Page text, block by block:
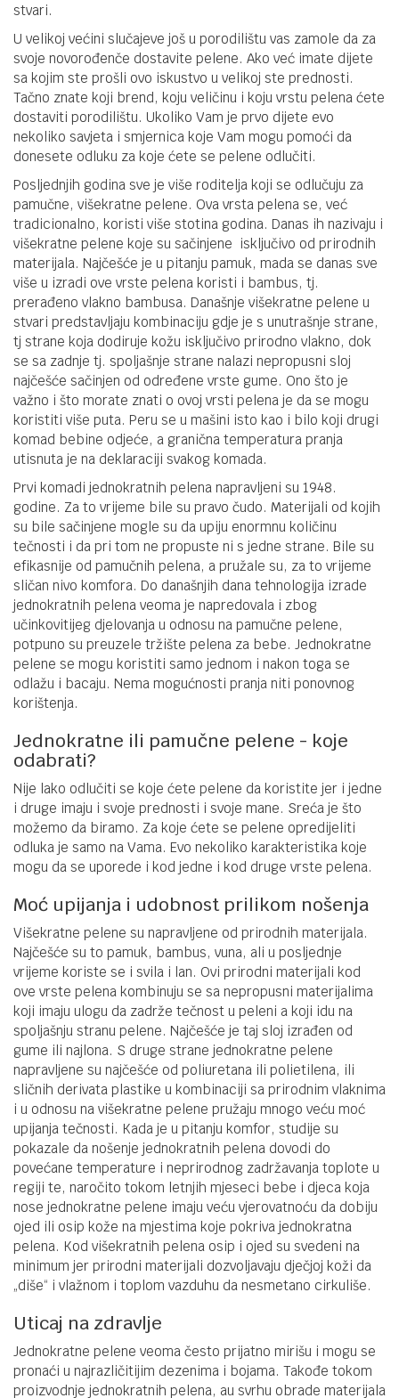
stvari.
U velikoj većini slučajeve još u porodilištu vas zamole da za
svoje novorođenče dostavite pelene. Ako već imate dijete
sa kojim ste prošli ovo iskustvo u velikoj ste prednosti.
Tačno znate koji brend, koju veličinu i koju vrstu pelena ćete
dostaviti porodilištu. Ukoliko Vam je prvo dijete evo
nekoliko savjeta i smjernica koje Vam mogu pomoći da
donesete odluku za koje ćete se pelene odlučiti.
Posljednjih godina sve je više roditelja koji se odlučuju za
pamučne, višekratne pelene. Ova vrsta pelena se, već
tradicionalno, koristi više stotina godina. Danas ih nazivaju i
višekratne pelene koje su sačinjene isključivo od prirodnih
materijala. Najčešće je u pitanju pamuk, mada se danas sve
više u izradi ove vrste pelena koristi i bambus, tj.
prerađeno vlakno bambusa. Današnje višekratne pelene u
stvari predstavljaju kombinaciju gdje je s unutrašnje strane,
tj strane koja dodiruje kožu isključivo prirodno vlakno, dok
se sa zadnje tj. spoljašnje strane nalazi nepropusni sloj
najčešće sačinjen od određene vrste gume. Ono što je
važno i što morate znati o ovoj vrsti pelena je da se mogu
koristiti više puta. Peru se u mašini isto kao i bilo koji drugi
komad bebine odjeće, a granična temperatura pranja
utisnuta je na deklaraciji svakog komada.
Prvi komadi jednokratnih pelena napravljeni su 1948.
godine. Za to vrijeme bile su pravo čudo. Materijali od kojih
su bile sačinjene mogle su da upiju enormnu količinu
tečnosti i da pri tom ne propuste ni s jedne strane. Bile su
efikasnije od pamučnih pelena, a pružale su, za to vrijeme
sličan nivo komfora. Do današnjih dana tehnologija izrade
jednokratnih pelena veoma je napredovala i zbog
učinkovitijeg djelovanja u odnosu na pamučne pelene,
potpuno su preuzele tržište pelena za bebe. Jednokratne
pelene se mogu koristiti samo jednom i nakon toga se
odlažu i bacaju. Nema mogućnosti pranja niti ponovnog
korištenja.
Jednokratne ili pamučne pelene - koje
odabrati?
Nije lako odlučiti se koje ćete pelene da koristite jer i jedne
i druge imaju i svoje prednosti i svoje mane. Sreća je što
možemo da biramo. Za koje ćete se pelene opredijeliti
odluka je samo na Vama. Evo nekoliko karakteristika koje
mogu da se uporede i kod jedne i kod druge vrste pelena.
Moć upijanja i udobnost prilikom nošenja
Višekratne pelene su napravljene od prirodnih materijala.
Najčešće su to pamuk, bambus, vuna, ali u posljednje
vrijeme koriste se i svila i lan. Ovi prirodni materijali kod
ove vrste pelena kombinuju se sa nepropusni materijalima
koji imaju ulogu da zadrže tečnost u peleni a koji idu na
spoljašnju stranu pelene. Najčešće je taj sloj izrađen od
gume ili najlona. S druge strane jednokratne pelene
napravljene su najčešće od poliuretana ili polietilena, ili
sličnih derivata plastike u kombinaciji sa prirodnim vlaknima
i u odnosu na višekratne pelene pružaju mnogo veću moć
upijanja tečnosti. Kada je u pitanju komfor, studije su
pokazale da nošenje jednokratnih pelena dovodi do
povećane temperature i neprirodnog zadržavanja toplote u
regiji te, naročito tokom letnjih mjeseci bebe i djeca koja
nose jednokratne pelene imaju veću vjerovatnoću da dobiju
ojed ili osip kože na mjestima koje pokriva jednokratna
pelena. Kod višekratnih pelena osip i ojed su svedeni na
minimum jer prirodni materijali dozvoljavaju dječjoj koži da
„diše“ i vlažnom i toplom vazduhu da nesmetano cirkuliše.
Uticaj na zdravlje
Jednokratne pelene veoma često prijatno mirišu i mogu se
pronaći u najrazličitijim dezenima i bojama. Takođe tokom
proizvodnje jednokratnih pelena, au svrhu obrade materijala